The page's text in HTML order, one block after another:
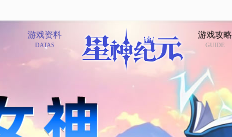
游戏资料
DATAS
游戏攻略
GUIDE